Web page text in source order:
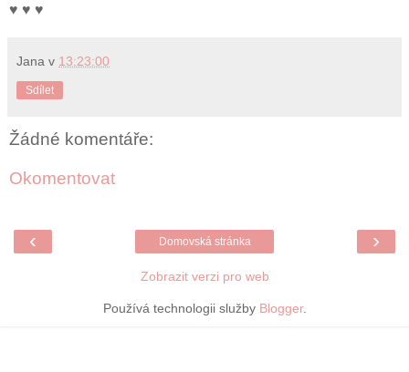
♥ ♥ ♥
Jana v 13:23:00
Sdílet
Žádné komentáře:
Okomentovat
‹ ›
Domovská stránka
Zobrazit verzi pro web
Používá technologii služby Blogger.